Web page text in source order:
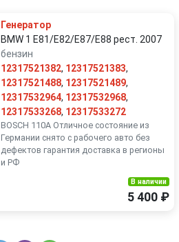
Генератор
BMW 1 E81/E82/E87/E88 рест. 2007
бензин
12317521382, 12317521383,
12317521488, 12317521489,
12317532964, 12317532968,
12317533268, 12317533272
BOSCH 110A Отличное состояние из
Германии снято с рабочего авто без
дефектов гарантия доставка в регионы
и РФ
В наличии
5 400 ₽